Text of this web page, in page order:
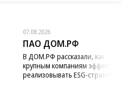
07.08.2026
ПАО ДОМ.РФ
В ДОМ.РФ рассказали, как
крупным компаниям
реализовывать ESG-стратегию